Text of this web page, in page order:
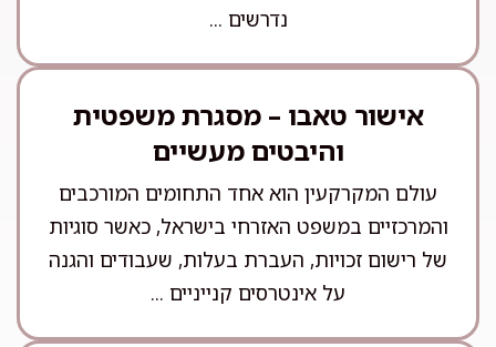
נדרשים ...
אישור טאבו – מסגרת משפטית
והיבטים מעשיים
עולם המקרקעין הוא אחד התחומים המורכבים
והמרכזיים במשפט האזרחי בישראל, כאשר סוגיות
של רישום זכויות, העברת בעלות, שעבודים והגנה
על אינטרסים קנייניים ...